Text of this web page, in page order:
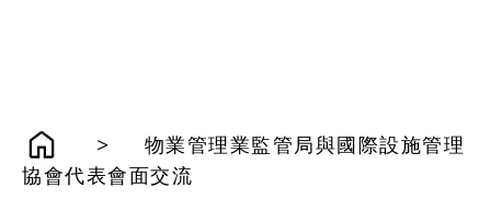
>
物業管理業監管局與國際設施管理
協會代表會面交流